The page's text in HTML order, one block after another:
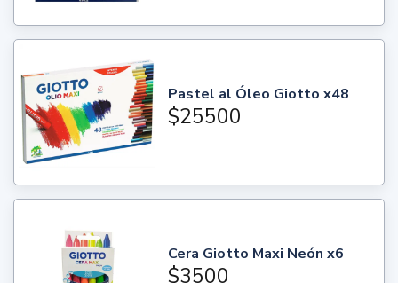
Pastel al Óleo Giotto x48
$25500
Cera Giotto Maxi Neón x6
$3500